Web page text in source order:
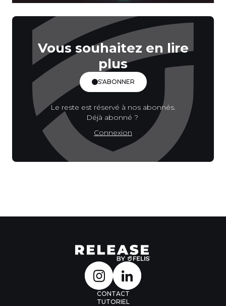
Vous souhaitez en lire
plus
S'ABONNER
Le reste est réservé à nos abonnés.
Déjà abonné ?
Connexion
CONTACT
TUTORIEL